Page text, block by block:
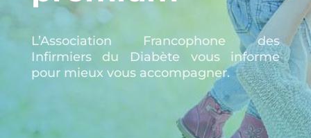
L’Association Francophone des
Infirmiers du Diabète vous informe
pour mieux vous accompagner.